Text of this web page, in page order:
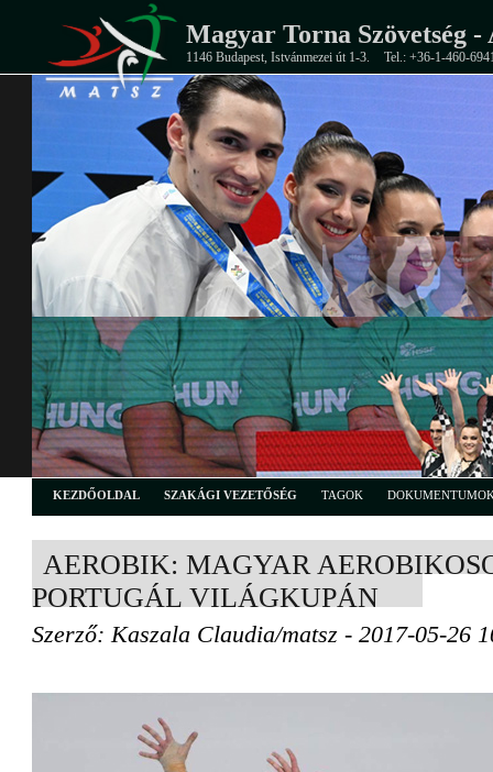
Magyar Torna Szövetség -
1146 Budapest, Istvánmezei út 1-3. Tel.: +36-1-460-
KEZDŐOLDAL SZAKÁGI VEZETŐSÉG TAGOK
AEROBIK: MAGYAR
PORTUGÁL VILÁGKUPÁN
Szerző: Kaszala Claudia/matsz - 2017-05-26